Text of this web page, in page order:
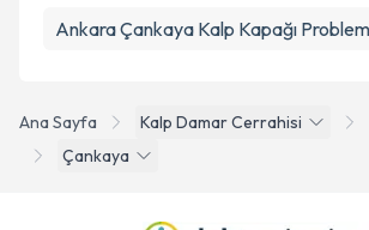
Ana Sayfa Kalp Damar Cerrahisi
Çankaya
Ankara Çankaya Kalp Kapağı